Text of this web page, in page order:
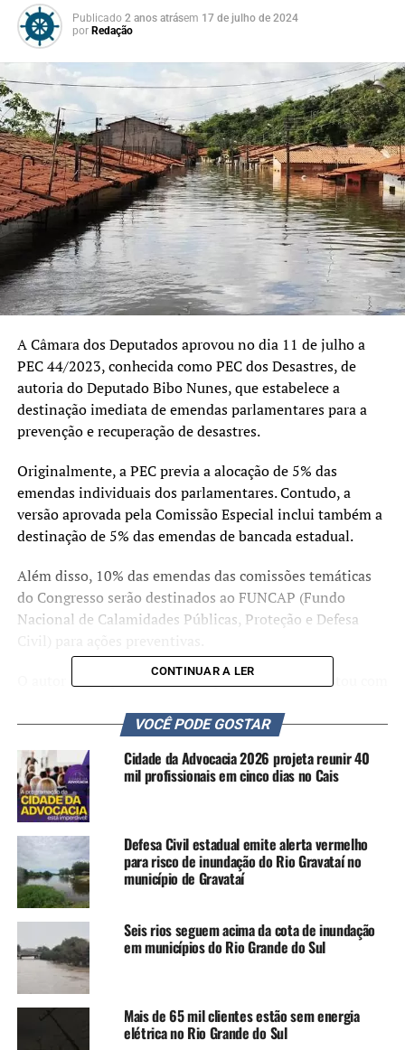
Publicado 2 anos atrásem 17 de julho de 2024
por Redação
A Câmara dos Deputados aprovou no dia 11 de julho a
PEC 44/2023, conhecida como PEC dos Desastres, de
autoria do Deputado Bibo Nunes, que estabelece a
destinação imediata de emendas parlamentares para a
prevenção e recuperação de desastres.
Originalmente, a PEC previa a alocação de 5% das
emendas individuais dos parlamentares. Contudo, a
versão aprovada pela Comissão Especial inclui também a
destinação de 5% das emendas de bancada estadual.
Além disso, 10% das emendas das comissões temáticas
do Congresso serão destinados ao FUNCAP (Fundo
Nacional de Calamidades Públicas, Proteção e Defesa
O autor da proposta destacou que a iniciativa contou com
ressaltando que a aprovação desta PEC representa um
marco histórico na prevenção e recuperação de desastres
no Brasil.
Os recursos serão transferidos diretamente para os
governos estaduais e prefeituras, sem a necessidade de
apresentação de projetos ou assinatura de convênios com
o governo federal. A fiscalização ficará a cargo dos
tribunais de contas estaduais e municipais.
A proposta agora segue para análise no Senado Federal.
A PEC foi tema do quadro DA REDAÇÃO, do Grupo O
Timoneiro, no canal otPlay TV, no Youtube.
Assista ao episódio completo:
CONTINUAR A LER
VOCÊ PODE GOSTAR
Cidade da Advocacia 2026 projeta reunir 40
mil profissionais em cinco dias no Cais
Defesa Civil estadual emite alerta vermelho
para risco de inundação do Rio Gravataí no
município de Gravataí
Seis rios seguem acima da cota de inundação
em municípios do Rio Grande do Sul
Mais de 65 mil clientes estão sem energia
elétrica no Rio Grande do Sul